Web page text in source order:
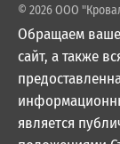
© 2026 ООО
Обращаем
сайт, а также
является